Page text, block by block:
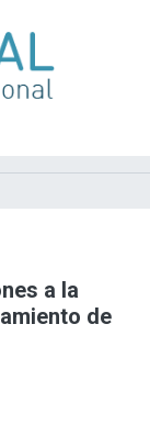
a la
de